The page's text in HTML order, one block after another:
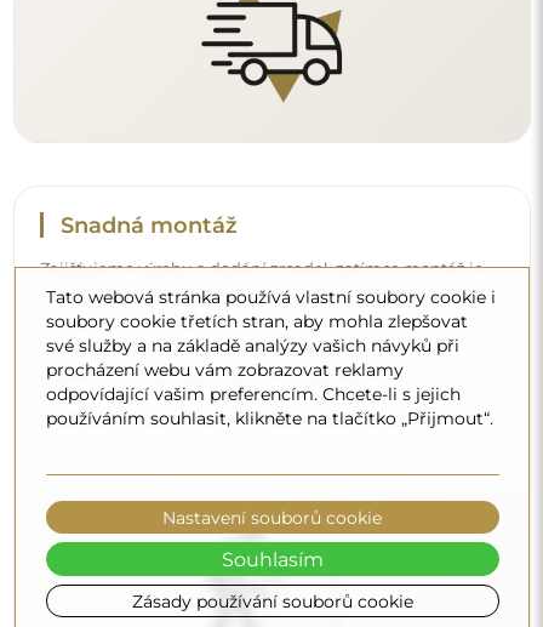
Čištění a péče
Pro zachování optimálního lesku stačí utěrka z
mikrovlákna a teplá voda. Pokud se rozhodnete pro
specializované přípravky, dbejte na to, aby měly neutrální
pH (kolem 7). Vyhněte se silným čisticím prostředkům
obsahujícím ocet, čpavek nebo silné kyseliny – díky tomu
Chcete se dozvědět více?
Objevte více tipů na našem blogu.
Tato webová stránka používá vlastní soubory cookie i
soubory cookie třetích stran, aby mohla zlepšovat
své služby a na základě analýzy vašich návyků při
procházení webu vám zobrazovat reklamy
odpovídající vašim preferencím. Chcete-li s jejich
používáním souhlasit, klikněte na tlačítko „Přijmout“.
Zásady používání souborů cookie
Nastavení souborů cookie
Souhlasím